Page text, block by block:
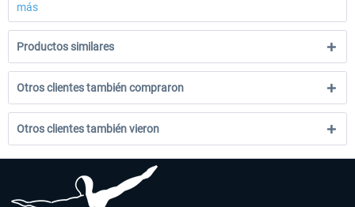
más
Productos similares
Otros clientes también compraron
Otros clientes también vieron